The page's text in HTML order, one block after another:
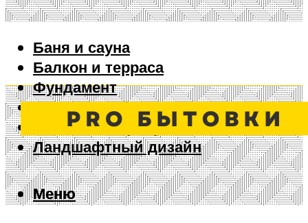
Баня и сауна
Балкон и терраса
Фундамент
Ворота и забор
Дизайн интерьера
Ландшафтный дизайн
Меню
Меню